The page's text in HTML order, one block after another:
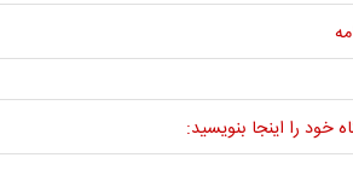
خود را اینجا بنویسید: